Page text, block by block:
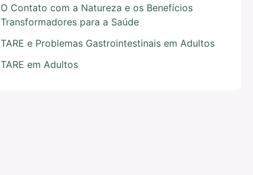
O Contato com a Natureza e os Benefícios
Transformadores para a Saúde
TARE e Problemas Gastrointestinais em Adultos
TARE em Adultos